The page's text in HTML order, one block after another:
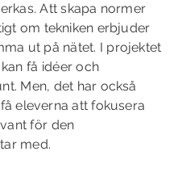
Att skapa normer
om tekniken erbjuder
ut på nätet. I projektet
få idéer och
Men, det har också
eleverna att fokusera
för den
med.